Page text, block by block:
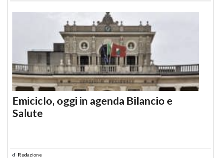
Emiciclo, oggi in agenda Bilancio e
Salute
di Redazione